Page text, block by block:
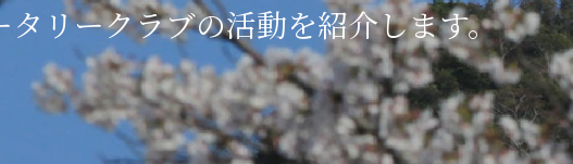
タリークラブの活動を紹介します。